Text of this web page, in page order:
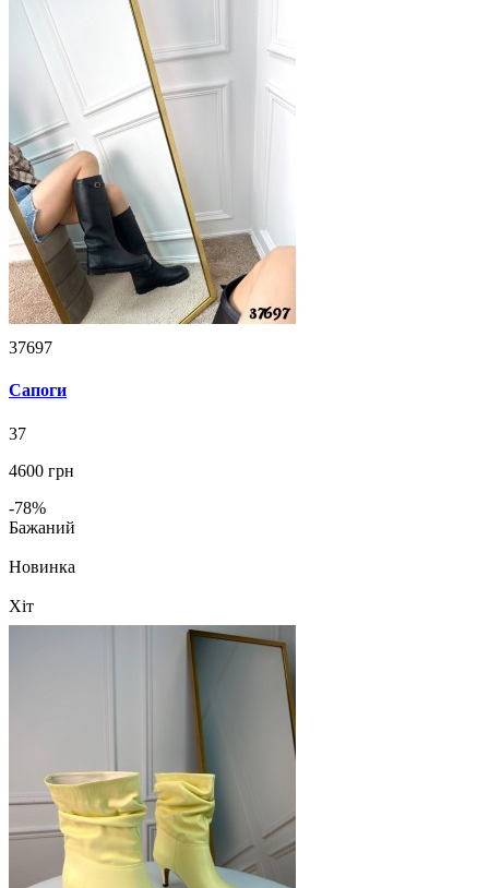
37697
Сапоги
37
4600 грн
-78%
Бажаний
Новинка
Хіт